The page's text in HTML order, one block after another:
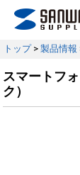
トップ> 製品情報
スマートフ
ク）